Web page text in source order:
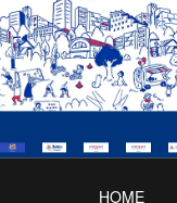
HOME